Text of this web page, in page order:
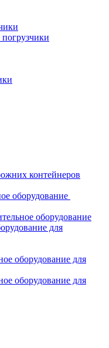
контейнеров
оборудование
оборудование
для
оборудование для
оборудование для